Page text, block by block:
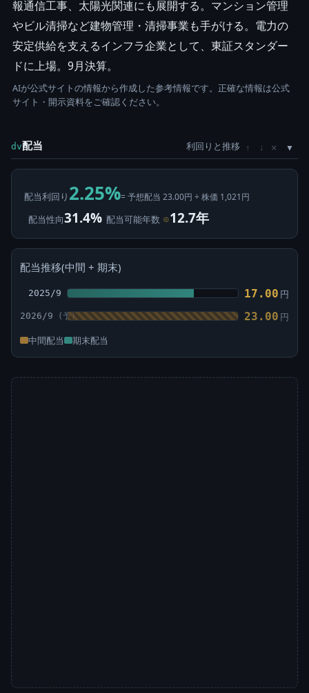
報通信工事、太陽光関連にも展開する。マンション管理
やビル清掃など建物管理・清掃事業も手がける。電力の
安定供給を支えるインフラ企業として、東証スタンダー
ドに上場。9月決算。
AIが公式サイトの情報から作成した参考情報です。正確な情報は公式
サイト・開示資料をご確認ください。
dv配当 利回りと推移 ↑ ↓ ×
配当利回り 2.25%= 予想配当 23.00円 ÷ 株価 1,021円
配当性向31.4% 配当可能年数 ⊙12.7年
配当推移(中間 + 期末)
2025/9 17.00 円
2026/9 23.00 円
中間配当 期末配当